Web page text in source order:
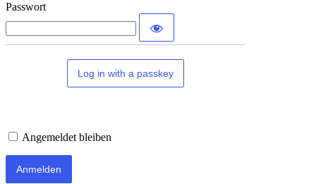
Passwort
Log in with a passkey
Angemeldet bleiben